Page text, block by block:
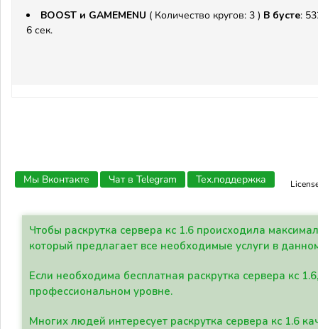
BOOST и GAMEMENU ( Количество кругов: 3 ) В бусте:
6 сек.
Мы Вконтакте Чат в Telegram Тех.поддержка
Чтобы раскрутка сервера кс 1.6 происходила
который предлагает все необходимые услуги в
Если необходима бесплатная раскрутка сервера кс
профессиональном уровне.
Многих людей интересует раскрутка сервера кс 1.6